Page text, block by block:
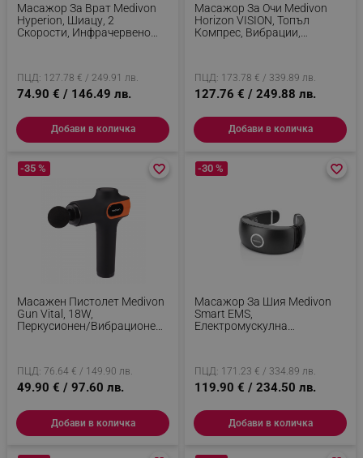
Масажор За Врат Medivon
Hyperion, Шиацу, 2
Скорости, Инфрачервено
ПЦД: 127.78 € / 249.91 лв.
74.90 € / 146.49 лв.
Добави в количка
Масажор За Очи Medivon
Horizon VISION, Топъл
Компрес, Вибрации,
ПЦД: 173.78 € / 339.89 лв.
127.76 € / 249.88 лв.
Добави в количка
Масажен Пистолет Medivon
Gun Vital, 18W,
Перкусионен/вибрационен
-35 %
ПЦД: 76.64 € / 149.90 лв.
49.90 € / 97.60 лв.
favorite_border
favorite_border
Добави в количка
Масажор За Шия Medivon
Smart EMS,
Електромускулна
-30 %
ПЦД: 171.23 € / 334.89 лв.
119.90 € / 234.50 лв.
favorite_border
favorite_border
Добави в количка